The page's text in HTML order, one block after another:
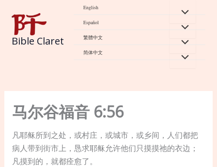
content
Bible Claret
English
Español
繁體中文
简体中文
马尔谷福音 6:56
凡耶稣所到之处，或村庄，或城市，或乡间，人们都把
病人带到街市上，恳求耶稣允许他们只摸摸祂的衣边；
凡摸到的，就都痊愈了。